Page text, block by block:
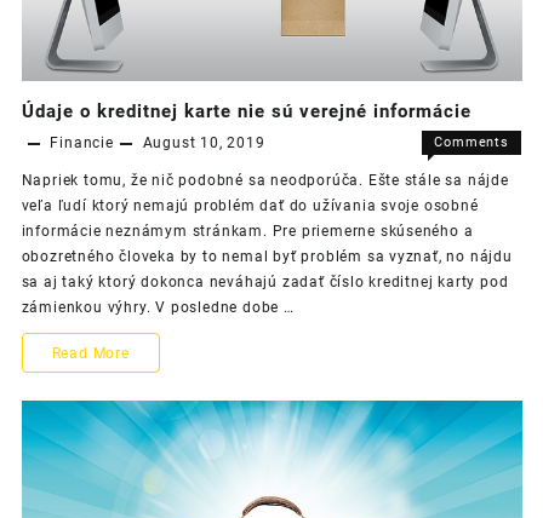
žijete!
Údaje o kreditnej karte nie sú verejné informácie
Financie August 10, 2019
Comments
Údaje
karte
nie
Napriek tomu, že nič podobné sa neodporúča. Ešte stále sa nájde
veľa ľudí ktorý nemajú problém dať do užívania svoje osobné
informácie neznámym stránkam. Pre priemerne skúseného a
obozretného človeka by to nemal byť problém sa vyznať, no nájdu
sa aj taký ktorý dokonca neváhajú zadať číslo kreditnej karty pod
zámienkou výhry. V posledne dobe …
Údaje
kreditnej
Read More